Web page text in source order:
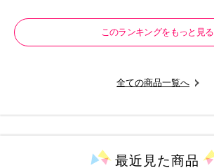
このランキングをもっと見る
全ての商品一覧へ
最近見た商品